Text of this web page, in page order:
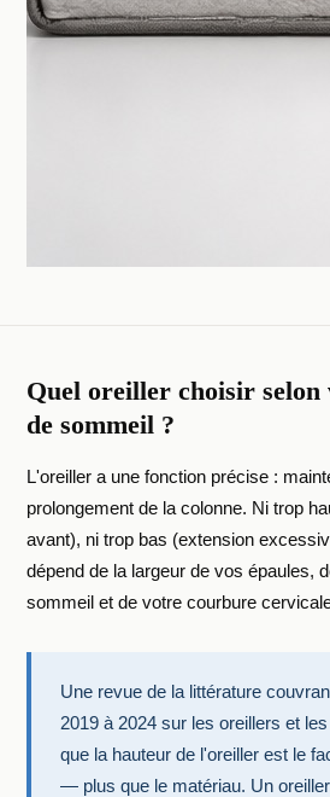
Quel oreiller choisir selon
de sommeil ?
L'oreiller a une fonction précise :
prolongement de la colonne. Ni trop
avant), ni trop bas (extension
dépend de la largeur de vos épaules,
sommeil et de votre courbure
Une revue de la littérature
2019 à 2024 sur les oreillers et
que la hauteur de l'oreiller est le
— plus que le matériau. Un